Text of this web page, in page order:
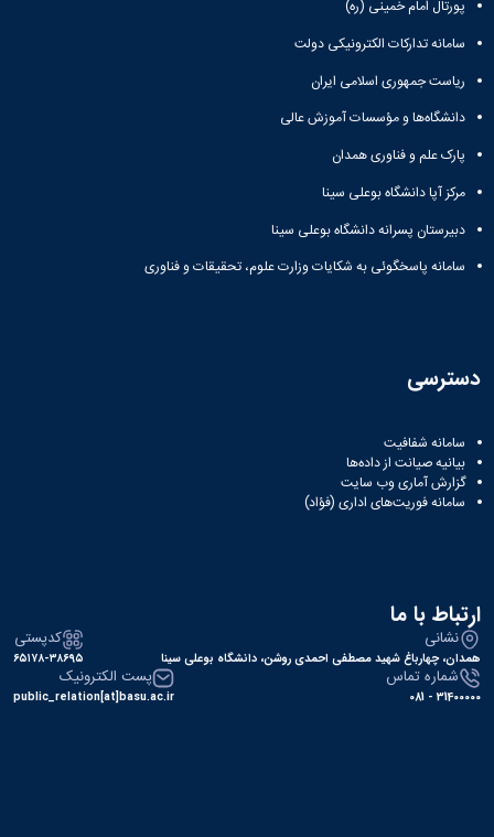
پورتال امام خمینی (ره)
سامانه تدارکات الکترونیکی دولت
ریاست جمهوری اسلامی ایران
دانشگاه‌ها و مؤسسات آموزش عالی
پارک علم و فناوری همدان
مرکز آپا دانشگاه بوعلی سینا
دبیرستان پسرانه دانشگاه بوعلی سینا
سامانه پاسخگوئی به شکایات وزارت علوم، تحقیقات و فناوری
دسترسی
سامانه شفافیت
بیانیه صیانت از داده‌ها
گزارش آماری وب‌ سایت
سامانه فوریت‌های اداری (فؤاد)
ارتباط با ما
نشانی
همدان، چهارباغ شهید مصطفی احمدی روشن، دانشگاه بوعلی سینا
کدپستی
۶۵۱۷۸-۳۸۶۹۵
شماره تماس
31400000 - 081
پست الکترونیک
public_relation[at]basu.ac.ir